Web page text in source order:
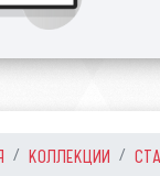
КОЛЛЕКЦИИ